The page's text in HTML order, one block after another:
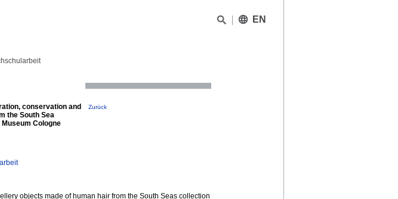
EN
conservation and
the South Sea
Cologne
Zurück
objects made of human hair from the South Seas collection